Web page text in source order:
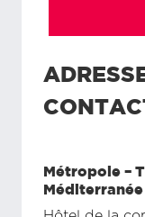
Métropole –
Méditerranée